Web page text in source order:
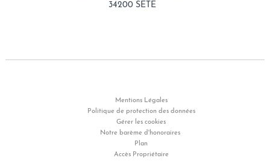
34200 SETE
Mentions Légales
Politique de protection des données
Gérer les cookies
Notre barème d'honoraires
Plan
Accès Propriétaire